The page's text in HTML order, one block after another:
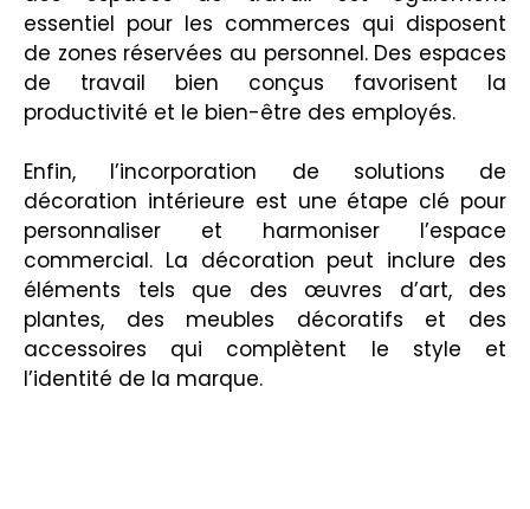
essentiel pour les commerces qui disposent
de zones réservées au personnel. Des espaces
de travail bien conçus favorisent la
productivité et le bien-être des employés.
Enfin, l’incorporation de solutions de
décoration intérieure est une étape clé pour
personnaliser et harmoniser l’espace
commercial. La décoration peut inclure des
éléments tels que des œuvres d’art, des
plantes, des meubles décoratifs et des
accessoires qui complètent le style et
l’identité de la marque.